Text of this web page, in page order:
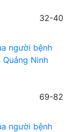
32-40
người bệnh
Ninh
69-82
người bệnh